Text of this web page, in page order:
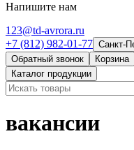
Напишите нам
123@td-avrora.ru
+7 (812) 982-01-77 Санкт-
Обратный звонок
Корзина
Каталог продукции
вакансии